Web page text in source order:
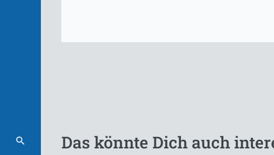
Das könnte Dich auch